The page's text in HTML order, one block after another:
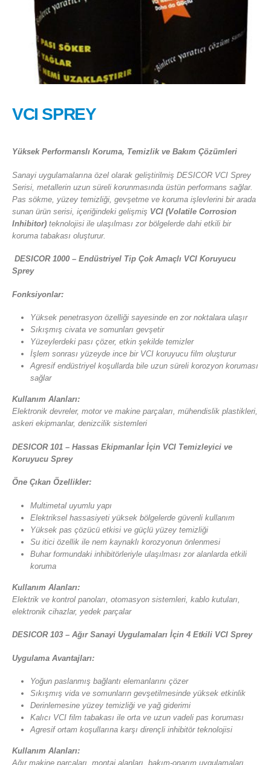
VCI SPREY
Yüksek Performanslı Koruma, Temizlik ve Bakım Çözümleri
Sanayi uygulamalarına özel olarak geliştirilmiş DESICOR VCI Sprey
Serisi, metallerin uzun süreli korunmasında üstün performans sağlar.
Pas sökme, yüzey temizliği, gevşetme ve koruma işlevlerini bir arada
sunan ürün serisi, içeriğindeki gelişmiş VCI (Volatile Corrosion
Inhibitor) teknolojisi ile ulaşılması zor bölgelerde dahi etkili bir
koruma tabakası oluşturur.
DESICOR 1000 – Endüstriyel Tip Çok Amaçlı VCI Koruyucu
Sprey
Fonksiyonlar:
Yüksek penetrasyon özelliği sayesinde en zor noktalara ulaşır
Sıkışmış civata ve somunları gevşetir
Yüzeylerdeki pası çözer, etkin şekilde temizler
İşlem sonrası yüzeyde ince bir VCI koruyucu film oluşturur
Agresif endüstriyel koşullarda bile uzun süreli korozyon koruması
sağlar
Kullanım Alanları:
Elektronik devreler, motor ve makine parçaları, mühendislik plastikleri,
askeri ekipmanlar, denizcilik sistemleri
DESICOR 101 – Hassas Ekipmanlar İçin VCI Temizleyici ve
Koruyucu Sprey
Öne Çıkan Özellikler:
Multimetal uyumlu yapı
Elektriksel hassasiyeti yüksek bölgelerde güvenli kullanım
Yüksek pas çözücü etkisi ve güçlü yüzey temizliği
Su itici özellik ile nem kaynaklı korozyonun önlenmesi
Buhar formundaki inhibitörleriyle ulaşılması zor alanlarda etkili
koruma
Kullanım Alanları:
Elektrik ve kontrol panoları, otomasyon sistemleri, kablo kutuları,
elektronik cihazlar, yedek parçalar
DESICOR 103 – Ağır Sanayi Uygulamaları İçin 4 Etkili VCI Sprey
Uygulama Avantajları:
Yoğun paslanmış bağlantı elemanlarını çözer
Sıkışmış vida ve somunların gevşetilmesinde yüksek etkinlik
Derinlemesine yüzey temizliği ve yağ giderimi
Kalıcı VCI film tabakası ile orta ve uzun vadeli pas koruması
Agresif ortam koşullarına karşı dirençli inhibitör teknolojisi
Kullanım Alanları:
Ağır makine parçaları, montaj alanları, bakım-onarım uygulamaları,